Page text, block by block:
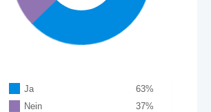
Ja %
63
Nein
%
37